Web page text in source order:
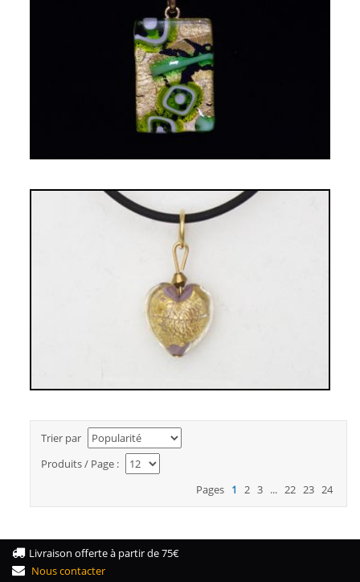
19,00€
PENDENTIF PETIT COEUR PARME
14,00€
Trier par
Produits / Page :
Pages 1 2 3 ... 22 23 24
Livraison offerte à partir de 75€
Nous contacter